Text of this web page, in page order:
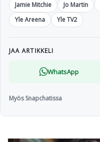
Jamie Mitchie
Jo Martin
Yle Areena
Yle TV2
JAA ARTIKKELI
WhatsApp
Myös Snapchatissa